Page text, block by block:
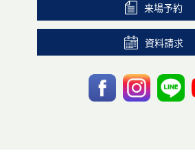
来場予約
資料請求